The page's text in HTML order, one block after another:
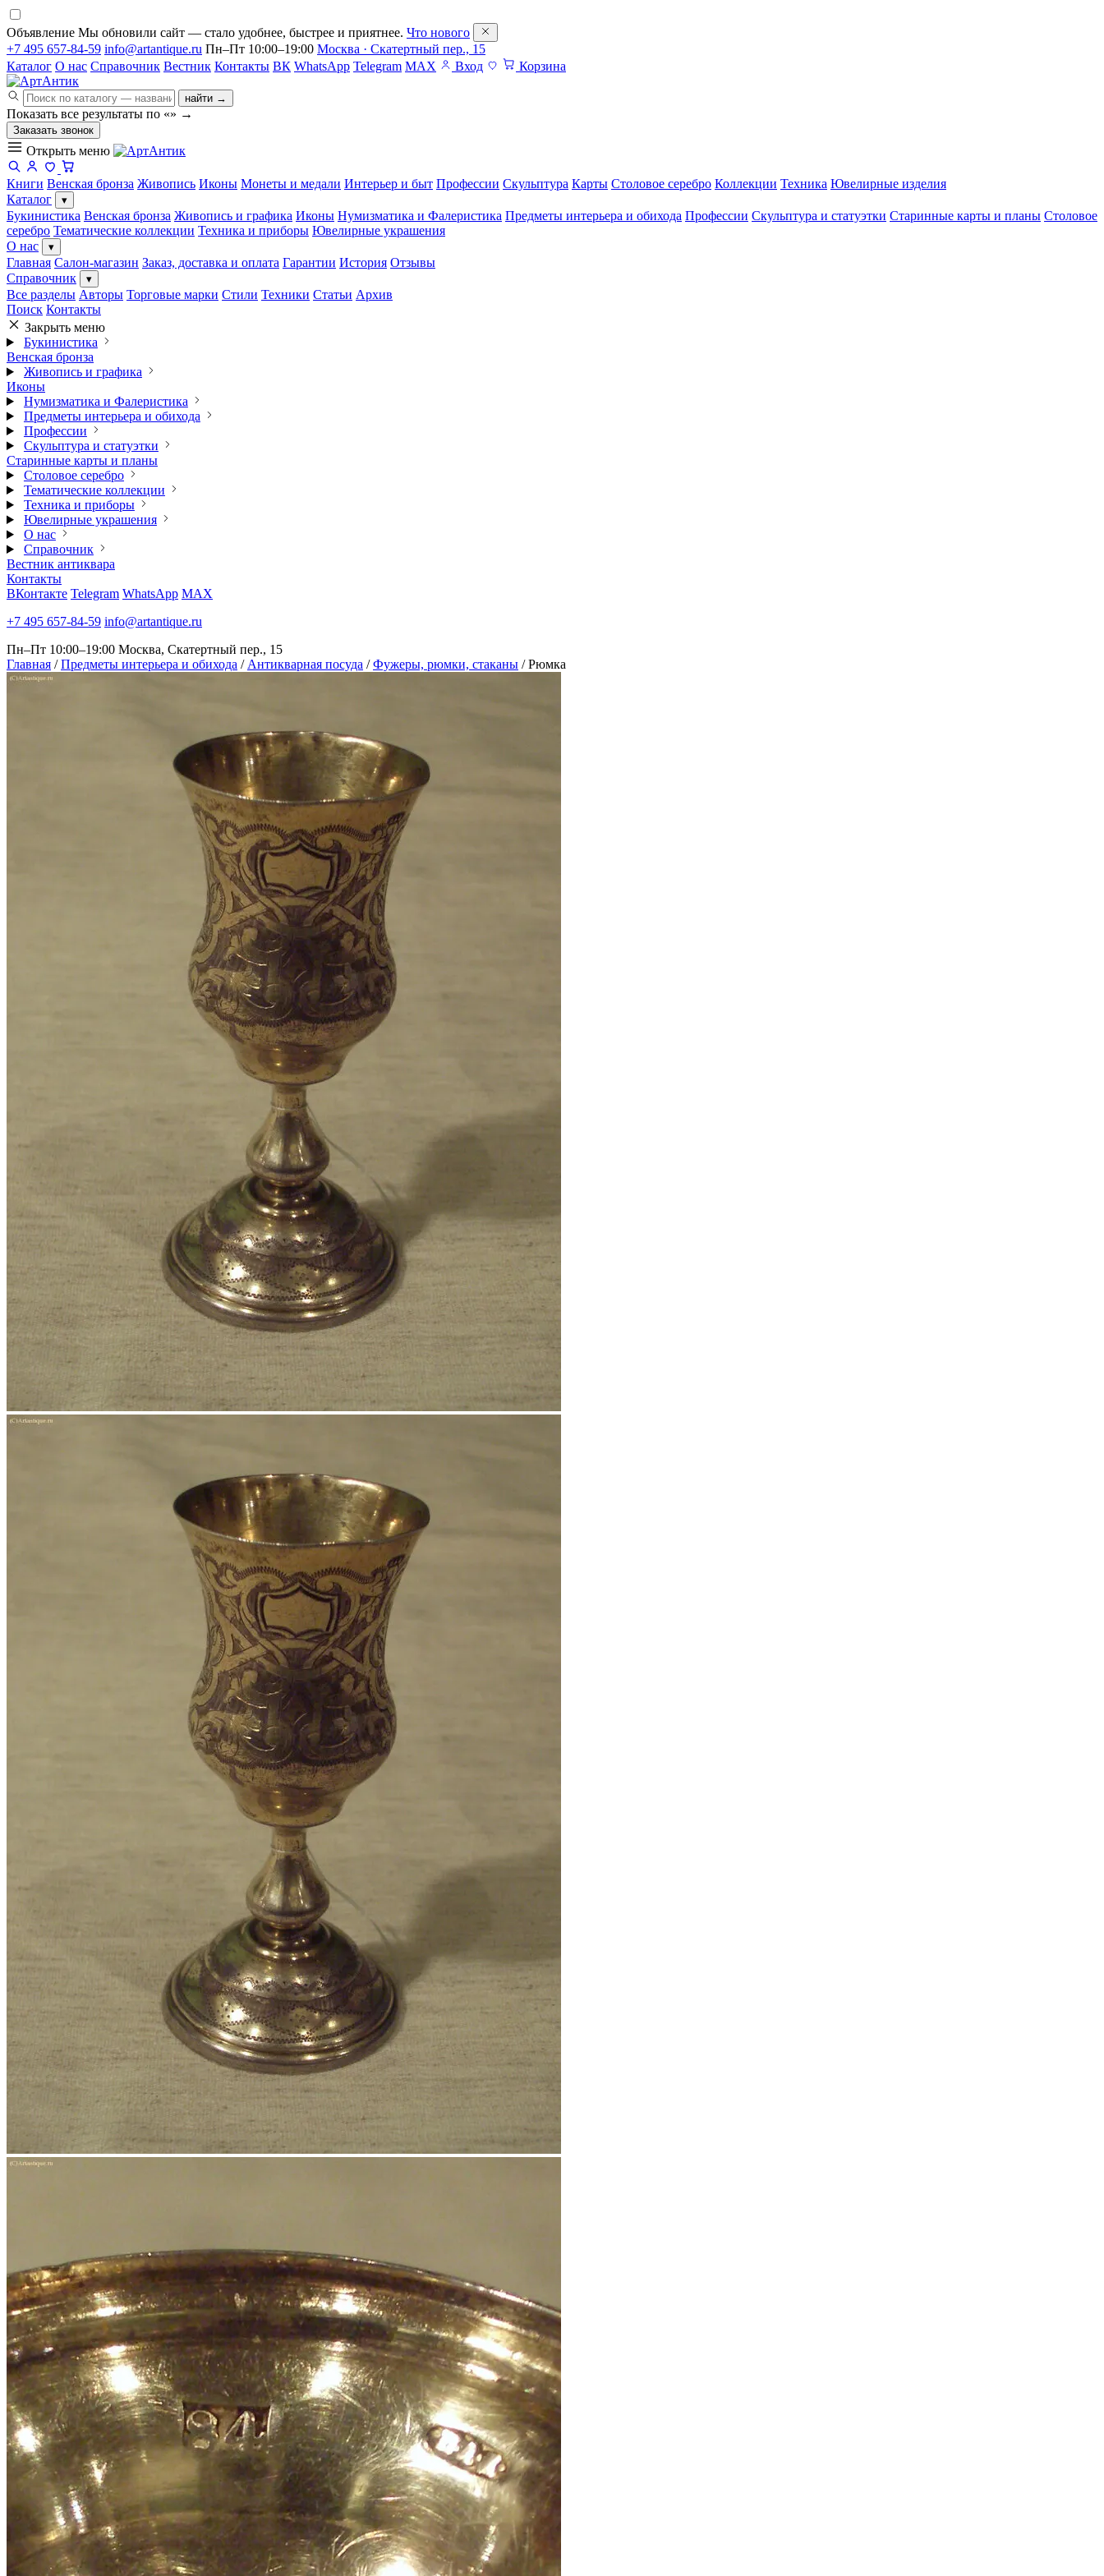
Объявление Мы обновили сайт — стало удобнее, быстрее и приятнее. Что нового
+7 495 657-84-59 info@artantique.ru Пн–Пт 10:00–19:00 Москва · Скатертный пер., 15
Каталог О нас Справочник Вестник Контакты ВК WhatsApp Telegram MAX Вход Корзина
найти →
Показать все результаты по «» →
Заказать звонок
Открыть меню
Книги Венская бронза Живопись Иконы Монеты и медали Интерьер и быт Профессии Скульптура Карты Столовое серебро Коллекции Техника Ювелирные изделия
Каталог
▾
Букинистика Венская бронза Живопись и графика Иконы Нумизматика и Фалеристика Предметы интерьера и обихода Профессии Скульптура и статуэтки Старинные карты и планы Столовое
серебро Тематические коллекции Техника и приборы Ювелирные украшения
О нас
▾
Главная Салон-магазин Заказ, доставка и оплата Гарантии История Отзывы
Справочник
▾
Все разделы Авторы Торговые марки Стили Техники Статьи Архив
Поиск Контакты
Закрыть меню
Букинистика
Венская бронза
Живопись и графика
Иконы
Нумизматика и Фалеристика
Предметы интерьера и обихода
Профессии
Скульптура и статуэтки
Старинные карты и планы
Столовое серебро
Тематические коллекции
Техника и приборы
Ювелирные украшения
О нас
Справочник
Вестник антиквара
Контакты
ВКонтакте Telegram WhatsApp MAX
+7 495 657-84-59 info@artantique.ru
Пн–Пт 10:00–19:00 Москва, Скатертный пер., 15
Главная / Предметы интерьера и обихода / Антикварная посуда / Фужеры, рюмки, стаканы / Рюмка